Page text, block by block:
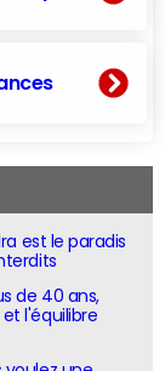
est le paradis
de 40 ans,
l'équilibre